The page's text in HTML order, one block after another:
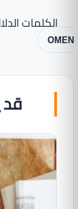
الكلمات
OMEN
قد